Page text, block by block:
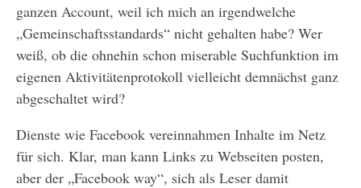
ganzen Account, weil ich mich an irgendwelche
„Gemeinschaftsstandards“ nicht gehalten habe? Wer
weiß, ob die ohnehin schon miserable Suchfunktion im
eigenen Aktivitätenprotokoll vielleicht demnächst ganz
abgeschaltet wird?
Dienste wie Facebook vereinnahmen Inhalte im Netz
für sich. Klar, man kann Links zu Webseiten posten,
aber der „Facebook way“, sich als Leser damit